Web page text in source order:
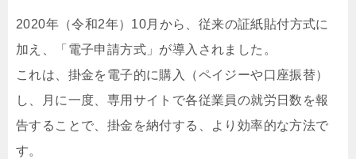
2020年（令和2年）10月から、従来の証紙貼付方式に
加え、「電子申請方式」が導入されました。
これは、掛金を電子的に購入（ペイジーや口座振替）
し、月に一度、専用サイトで各従業員の就労日数を報
告することで、掛金を納付する、より効率的な方法で
す。